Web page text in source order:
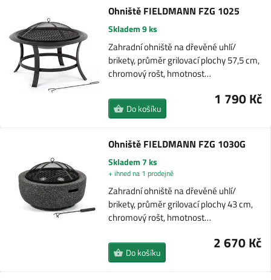
Ohniště FIELDMANN FZG 1025
Skladem 9 ks
Zahradní ohniště na dřevěné uhlí/
brikety, průměr grilovací plochy 57,5 cm,
chromový rošt, hmotnost…
1 790 Kč
Do košíku
Ohniště FIELDMANN FZG 1030G
Skladem 7 ks
+ ihned na 1 prodejně
Zahradní ohniště na dřevěné uhlí/
brikety, průměr grilovací plochy 43 cm,
chromový rošt, hmotnost…
2 670 Kč
Do košíku